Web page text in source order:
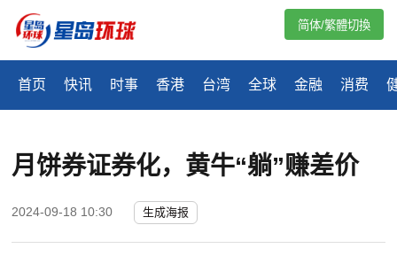
首页 快讯 时事 香港 台湾 全球 金融 消费
简体/繁體切換
月饼券证券化，黄牛“躺”赚差价
2024-09-18 10:30 生成海报